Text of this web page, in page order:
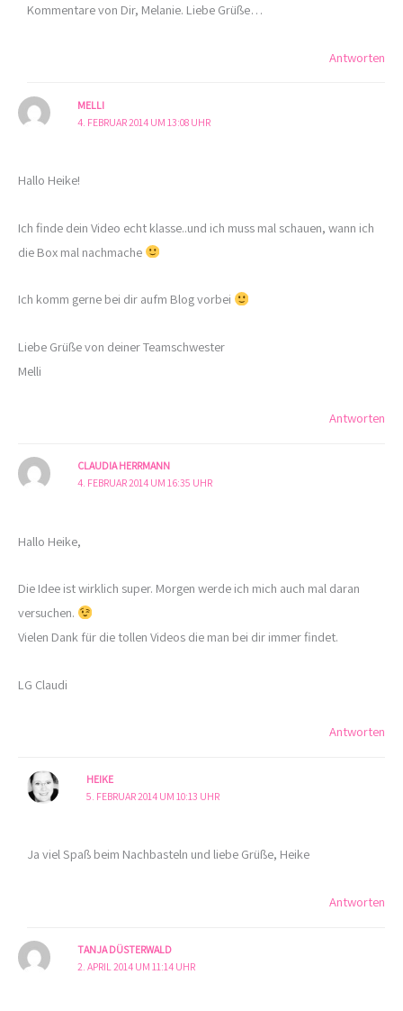
Kommentare von Dir, Melanie. Liebe Grüße…
Antworten
MELLI
4. FEBRUAR 2014 UM 13:08 UHR
Hallo Heike!
Ich finde dein Video echt klasse..und ich muss mal schauen, wann ich
die Box mal nachmache
Ich komm gerne bei dir aufm Blog vorbei
Liebe Grüße von deiner Teamschwester
Melli
Antworten
CLAUDIA HERRMANN
4. FEBRUAR 2014 UM 16:35 UHR
Hallo Heike,
Die Idee ist wirklich super. Morgen werde ich mich auch mal daran
versuchen.
Vielen Dank für die tollen Videos die man bei dir immer findet.
LG Claudi
Antworten
HEIKE
5. FEBRUAR 2014 UM 10:13 UHR
Ja viel Spaß beim Nachbasteln und liebe Grüße, Heike
Antworten
TANJA DÜSTERWALD
2. APRIL 2014 UM 11:14 UHR